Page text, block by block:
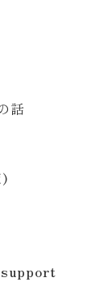
話
)